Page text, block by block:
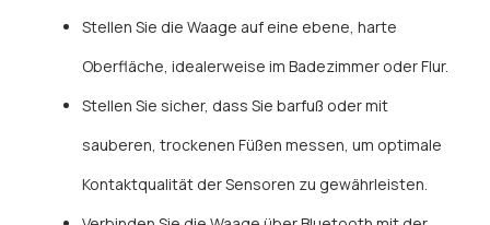
Stellen Sie die Waage auf eine ebene, harte
Oberfläche, idealerweise im Badezimmer oder Flur.
Stellen Sie sicher, dass Sie barfuß oder mit
sauberen, trockenen Füßen messen, um optimale
Kontaktqualität der Sensoren zu gewährleisten.